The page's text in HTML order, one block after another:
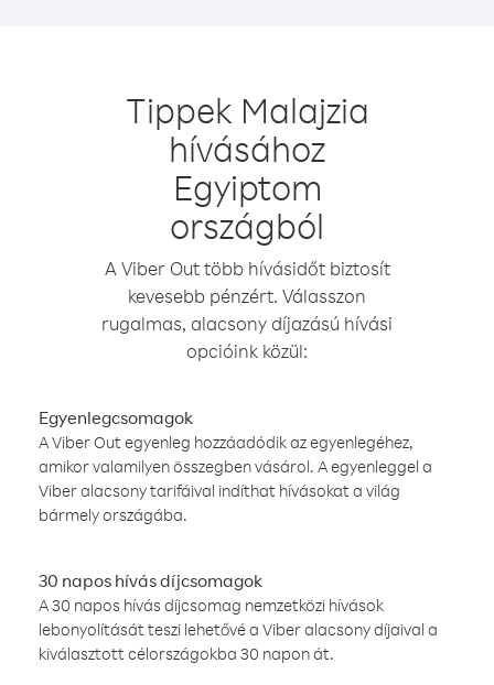
Tippek Malajzia
hívásához
Egyiptom
országból
A Viber Out több hívásidőt biztosít
kevesebb pénzért. Válasszon
rugalmas, alacsony díjazású hívási
opcióink közül:
Egyenlegcsomagok
A Viber Out egyenleg hozzáadódik az egyenlegéhez,
amikor valamilyen összegben vásárol. A egyenleggel a
Viber alacsony tarifáival indíthat hívásokat a világ
bármely országába.
30 napos hívás díjcsomagok
A 30 napos hívás díjcsomag nemzetközi hívások
lebonyolítását teszi lehetővé a Viber alacsony díjaival a
kiválasztott célországokba 30 napon át.